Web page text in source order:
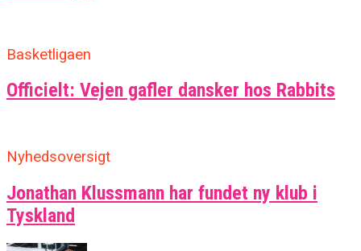
Basketligaen
Officielt: Vejen gafler dansker hos Rabbits
Nyhedsoversigt
Jonathan Klussmann har fundet ny klub i
Tyskland